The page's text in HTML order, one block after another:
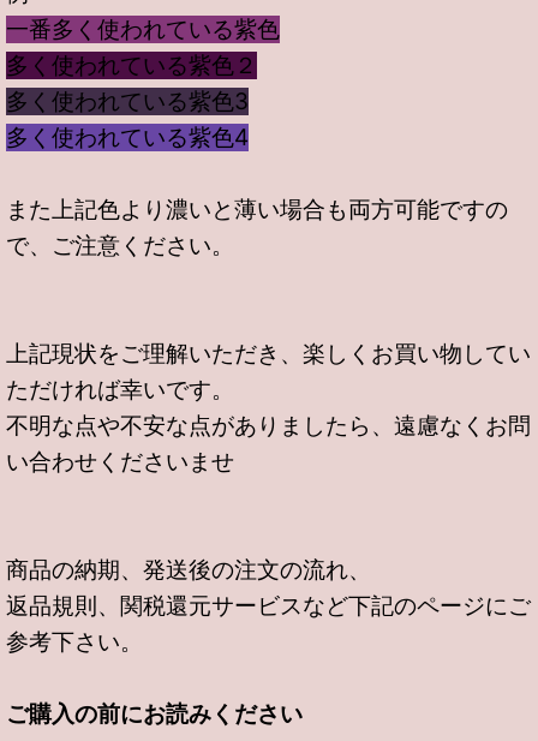
一番多く使われている紫色
多く使われている紫色２
多く使われている紫色3
多く使われている紫色4
また上記色より濃いと薄い場合も両方可能ですの
で、ご注意ください。
上記現状をご理解いただき、楽しくお買い物してい
ただければ幸いです。
不明な点や不安な点がありましたら、遠慮なくお問
い合わせくださいませ
商品の納期、発送後の注文の流れ、
返品規則、関税還元サービスなど下記のページにご
参考下さい。
ご購入の前にお読みください